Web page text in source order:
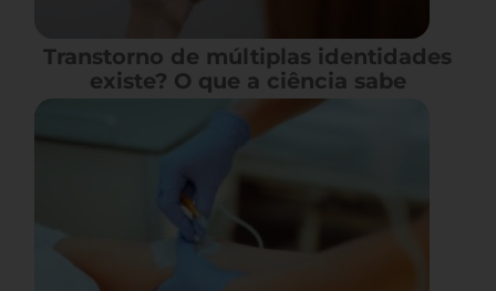
Transtorno de múltiplas identidades
existe? O que a ciência sabe